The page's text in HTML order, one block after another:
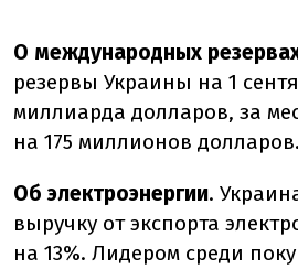
О международных
резервы Украины на 1
миллиарда долларов, за
на 175 миллионов долларов.
Об электроэнергии.
выручку от экспорта
на 13%. Лидером среди